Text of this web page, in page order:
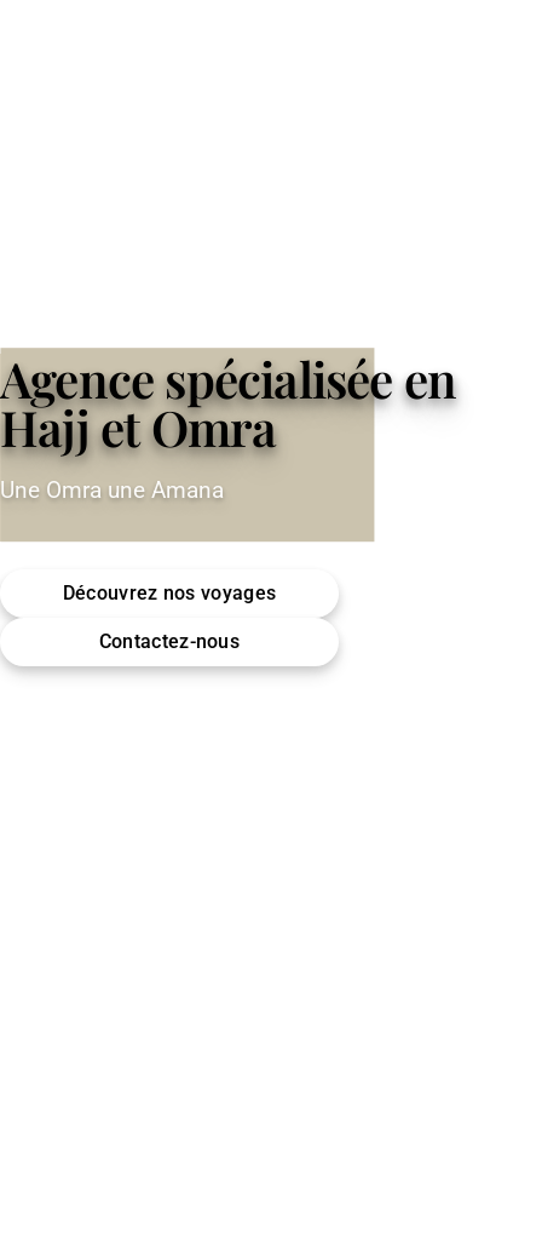
Agence spécialisée en
Hajj et Omra
Une Omra une Amana
Découvrez nos voyages
Contactez-nous
Omra (Umrah) · Hajj
Encadrement & accompagnement